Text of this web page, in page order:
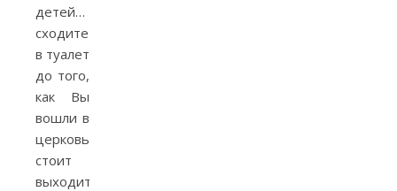
детей… Пожалуйста,
сходите
в туалет
до того,
как Вы
вошли в
церковь. Не
стоит
выходить